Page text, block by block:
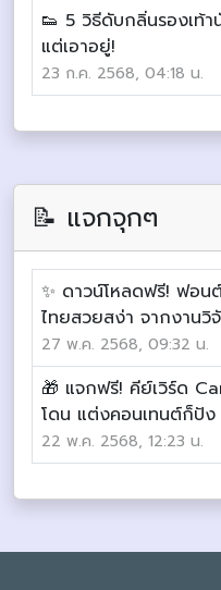
👟 5 วิธีดับกลิ่นรองเท้
แต่เอาอยู่!
23 ก.ค. 2568, 04:18 น.
📝 แจกจุกๆ
✨ ดาวน์โหลดฟรี! ฟอ
ไทยสวยสง่า จากงานวิ
27 พ.ค. 2568, 09:32 น.
🎁 แจกฟรี! คีย์เวิร์ด
โดน แต่งคอนเทนต์ก็ปัง
22 พ.ค. 2568, 12:23 น.